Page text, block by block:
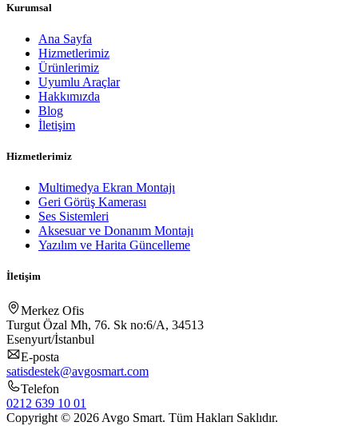
Kurumsal
Ana Sayfa
Hizmetlerimiz
Ürünlerimiz
Uyumlu Araçlar
Hakkımızda
Blog
İletişim
Hizmetlerimiz
Multimedya Ekran Montajı
Geri Görüş Kamerası
Ses Sistemleri
Aksesuar ve Donanım Montajı
Yazılım ve Harita Güncelleme
İletişim
Merkez Ofis
Turgut Özal Mh, 76. Sk no:6/A, 34513
Esenyurt/İstanbul
E-posta
satisdestek@avgosmart.com
Telefon
0212 639 10 01
Copyright © 2026 Avgo Smart. Tüm Hakları Saklıdır.